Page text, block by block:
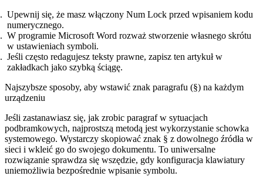
Upewnij się, że masz włączony Num Lock przed wpisaniem kodu
numerycznego.
W programie Microsoft Word rozważ stworzenie własnego skrótu
w ustawieniach symboli.
Jeśli często redagujesz teksty prawne, zapisz ten artykuł w
zakładkach jako szybką ściągę.
Najszybsze sposoby, aby wstawić znak paragrafu (§) na każdym
urządzeniu
Jeśli zastanawiasz się, jak zrobic paragraf w sytuacjach
podbramkowych, najprostszą metodą jest wykorzystanie schowka
systemowego. Wystarczy skopiować znak § z dowolnego źródła w
sieci i wkleić go do swojego dokumentu. To uniwersalne
rozwiązanie sprawdza się wszędzie, gdy konfiguracja klawiatury
uniemożliwia bezpośrednie wpisanie symbolu.